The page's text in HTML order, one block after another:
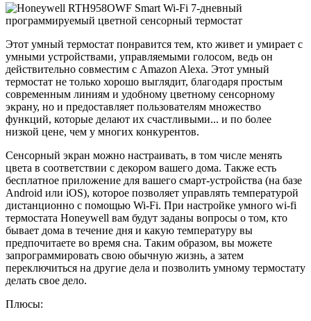
Этот умный термостат понравится тем, кто живет и умирает с
умными устройствами, управляемыми голосом, ведь он
действительно совместим с Amazon Alexa. Этот умный
термостат не только хорошо выглядит, благодаря простым
современным линиям и удобному цветному сенсорному
экрану, но и предоставляет пользователям множество
функций, которые делают их счастливыми... и по более
низкой цене, чем у многих конкурентов.
Сенсорный экран можно настраивать, в том числе менять
цвета в соответствии с декором вашего дома. Также есть
бесплатное приложение для вашего смарт-устройства (на базе
Android или iOS), которое позволяет управлять температурой
дистанционно с помощью Wi-Fi. При настройке умного wi-fi
термостата Honeywell вам будут заданы вопросы о том, кто
бывает дома в течение дня и какую температуру вы
предпочитаете во время сна. Таким образом, вы можете
запрограммировать свою обычную жизнь, а затем
переключиться на другие дела и позволить умному термостату
делать свое дело.
Плюсы: